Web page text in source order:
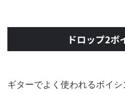
ドロップ2ボ
ギターでよく使われるボイ